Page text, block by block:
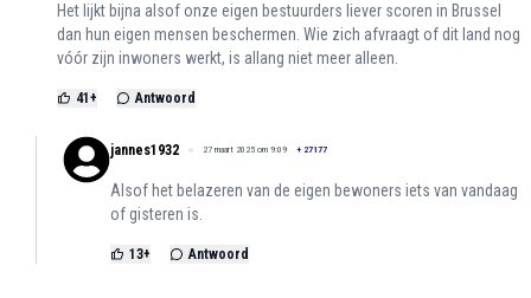
Het lijkt bijna alsof onze eigen bestuurders liever scoren in Brussel
dan hun eigen mensen beschermen. Wie zich afvraagt of dit land nog
vóór zijn inwoners werkt, is allang niet meer alleen.
41 + Antwoord
jannes1932 27 maart 2025 om 9:09 + 27177
Alsof het belazeren van de eigen bewoners iets van vandaag
of gisteren is.
13+ Antwoord